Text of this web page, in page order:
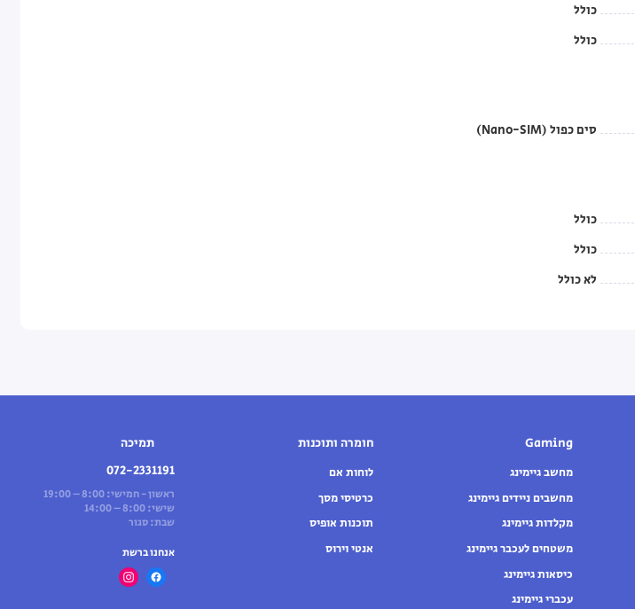
כולל
כולל
סים כפול (Nano-SIM)
כולל
כולל
לא כולל
Gaming
מחשב גיימינג
מחשבים ניידים גיימינג
מקלדות גיימינג
משטחים לעכבר גיימינג
כיסאות גיימינג
עכברי גיימינג
חומרה ותוכנות
לוחות אם
כרטיסי מסך
תוכנות אופיס
אנטי וירוס
תמיכה
072-2331191
ראשון - חמישי: 8:00 – 19:00
שישי: 8:00 – 14:00
שבת: סגור
אנחנו ברשת